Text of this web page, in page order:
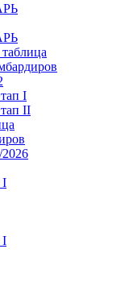
I
II
I
I